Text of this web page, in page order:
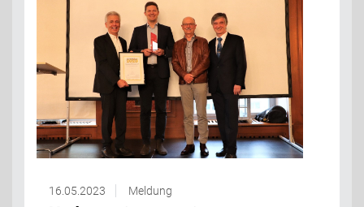
16.05.2023 Meldung